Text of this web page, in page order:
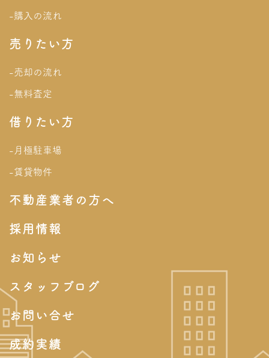
-購入の流れ
売りたい方
-売却の流れ
-無料査定
借りたい方
-月極駐車場
-賃貸物件
不動産業者の方へ
採用情報
お知らせ
スタッフブログ
お問い合せ
成約実績